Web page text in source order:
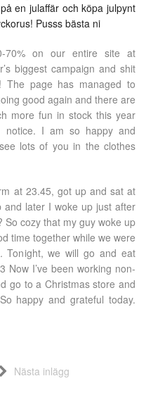
en julaffär och köpa julpynt
Pusss bästa ni
70% on our entire site at
biggest campaign and shit
The page has managed to
good again and there are
more fun in stock this year
I am so happy and
lots of you in the clothes
at 23.45, got up and sat at
and later I woke up just after
cozy that my guy woke up
time together while we were
Tonight, we will go and eat
Now I’ve been working non-
go to a Christmas store and
happy and grateful today.
Nästa inlägg